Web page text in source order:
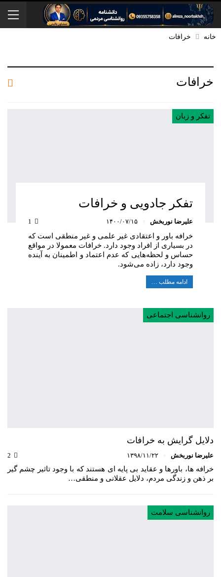
خانه خرافات
خرافات
تفکر و زبان
تفکر جادویی و خرافات
علیرضا نوربخش ۱۴۰۰/۰۷/۱۵
خرافه باور و اعتقادی غیر علمی و غیر منطقی است که
در بسیاری از افراد وجود دارد. خرافات معمولا در مواقع
حساس و لحظه‌هایی که عدم اعتماد و اطمینان به آینده
وجود دارد، زاده می‌شود.
ادامه مطلب …
روانشناسی اجتماعی
دلایل گرایش به خرافات
علیرضا نوربخش ۱۳۹۸/۱۱/۲۲
خرافه ها، باورها و عقاید بی پایه ای هستند که با وجود تاثیر چشم گیر
بر ذهن و زندگی مردم، دلایل عقلانی و منطقی…
روانشناسی سلامت